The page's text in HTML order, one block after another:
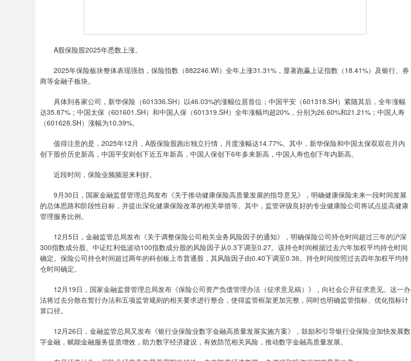
A股保险股2025年悉数上涨。
2025年保险板块整体表现强劲，保险指数（882246.WI）全年上涨31.31%，显著跑赢上证指数（18.41%）及银行、券
商等金融子板块。
具体到各家公司，新华保险（601336.SH）以46.03%的涨幅位居首位；中国平安（601318.SH）紧随其后，全年涨幅
达35.87%；中国太保（601601.SH）和中国人保（601319.SH）全年涨幅均超20%，分别为26.60%和21.21%；中国人寿
（601628.SH）涨幅为10.39%。
值得注意的是，2025年12月，A股保险股跑出独立行情，月度涨幅达14.77%。其中，新华保险和中国太保双双在月内
创下股价历史新高，中国平安则创下近五年新高，中国人保创下6年多来新高，中国人寿也创下年内新高。
近段时间，保险业频频迎来利好。
9月30日，国家金融监督管理总局发布《关于推动健康保险高质量发展的指导意见》，明确健康保险未来一段时间发展
的总体思路和阶段性目标，并提出深化健康保险改革的相关举措等。其中，监管评级良好的专业健康险公司将试点提高健康
管理服务比例。
12月5日，金融监管总局发布《关于调整保险公司相关业务风险因子的通知》，明确保险公司持仓时间超过三年的沪深
300指数成分股、中证红利低波动100指数成分股的风险因子从0.3下调至0.27。该持仓时间根据过去六年加权平均持仓时间
确定。保险公司持仓时间超过两年的科创板上市普通股，其风险因子由0.40下调至0.36。持仓时间按照过去四年加权平均持
仓时间确定。
12月19日，国家金融监督管理总局发布《保险公司资产负债管理办法（征求意见稿）》，向社会公开征求意见。这一办
法将过去分散在暂行办法和五项监管规则的相关要求进行整合，使得监管框架更加完整，同时也明确监管指标、优化指标计
算口径。
12月26日，金融监管总局又发布《银行业保险业数字金融高质量发展实施方案》，鼓励和引导银行业保险业加快发展数
字金融，赋能金融服务提质增效，助力数字经济建设，有效防范相关风险，推动数字金融高质量发展。